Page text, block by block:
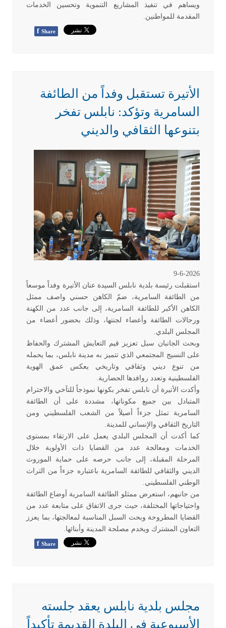
ويساهم في تنفيذ المشاريع التنموية وتحسين الخدمات
المقدمة للمواطنين
f Share
الأتيرة تستقبل وفداً من الطائفة
السامرية وتؤكد: نابلس تفخر
بتنوعها الثقافي والديني
9-6-2026
استقبلت رئيسة بلدية نابلس السيدة عنان الأتيرة وفداً موسعاً
من الطائفة السامرية، ضمّ الكاهن حسني واصف ممثل
الكاهن الأكبر للطائفة السامرية، إلى جانب عدد من الكهنة
ورجالات الطائفة وأعضاء لجنتها، وذلك بحضور أعضاء من
المجلس البلدي
وبحث الجانبان سبل تعزيز قيم التعايش المشترك والحفاظ
على النسيج المجتمعي الذي تتميز به مدينة نابلس، بما يحمله
من تنوع ديني وثقافي وتاريخي يعكس عمق الهوية
الفلسطينية وتعدد روافدها الحضارية
وأكدت الأتيرة أن نابلس تفخر بكونها نموذجاً للتآخي والاحترام
المتبادل بين جميع مكوناتها، مشددة على أن الطائفة
السامرية تمثل جزءاً أصيلاً من الشعب الفلسطيني ومن
التاريخ الثقافي والإنساني للمدينة
كما أكدت أن المجلس البلدي يعمل على الارتقاء بمستوى
الخدمات ومعالجة عدد من القضايا ذات الأولوية خلال
المرحلة المقبلة، إلى جانب حرصه على حماية الموروث
الديني والثقافي للطائفة السامرية باعتباره جزءاً من التراث
الوطني الفلسطيني
من جانبهم، استعرض ممثلو الطائفة السامرية أوضاع الطائفة
واحتياجاتها المختلفة، حيث جرى الاتفاق على متابعة عدد من
القضايا المطروحة وبحث السبل المناسبة لمعالجتها، بما يعزز
التعاون المشترك ويخدم مصلحة المدينة وأبنائها
f Share
مجلس بلدية نابلس يعقد جلسته
الأسبوعية في البلدة القديمة تأكيداً